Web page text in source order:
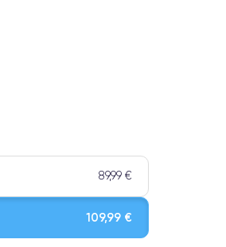
89,99 €
109,99 €